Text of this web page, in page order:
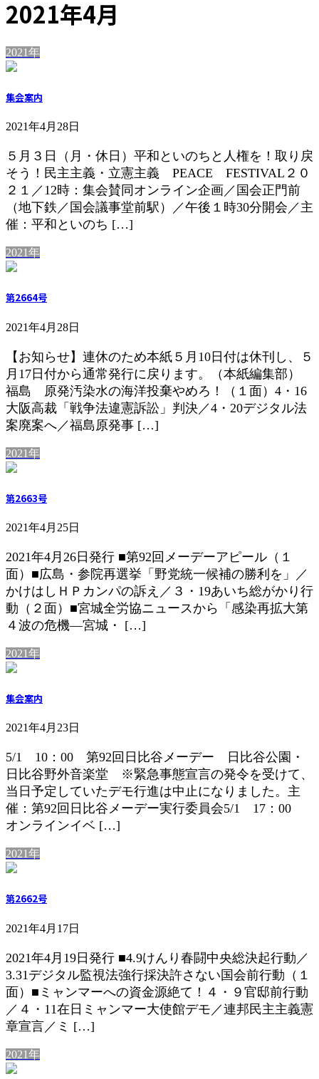
2021年4月
2021年
集会案内
2021年4月28日
５月３日（月・休日）平和といのちと人権を！取り戻
そう！民主主義・立憲主義 PEACE FESTIVAL２０
２１／12時：集会賛同オンライン企画／国会正門前
（地下鉄／国会議事堂前駅）／午後１時30分開会／主
催：平和といのち […]
2021年
第2664号
2021年4月28日
【お知らせ】連休のため本紙５月10日付は休刊し、５
月17日付から通常発行に戻ります。（本紙編集部）
福島 原発汚染水の海洋投棄やめろ！（１面）4・16
大阪高裁「戦争法違憲訴訟」判決／4・20デジタル法
案廃案へ／福島原発事 […]
2021年
第2663号
2021年4月25日
2021年4月26日発行 ■第92回メーデーアピール（１
面）■広島・参院再選挙「野党統一候補の勝利を」／
かけはしＨＰカンパの訴え／３・19あいち総がかり行
動（２面）■宮城全労協ニュースから「感染再拡大第
４波の危機―宮城・ […]
2021年
集会案内
2021年4月23日
5/1 10：00 第92回日比谷メーデー 日比谷公園・
日比谷野外音楽堂 ※緊急事態宣言の発令を受けて、
当日予定していたデモ行進は中止になりました。主
催：第92回日比谷メーデー実行委員会5/1 17：00
オンラインイベ […]
2021年
第2662号
2021年4月17日
2021年4月19日発行 ■4.9けんり春闘中央総決起行動／
3.31デジタル監視法強行採決許さない国会前行動（１
面）■ミャンマーへの資金源絶て！４・９官邸前行動
／４・11在日ミャンマー大使館デモ／連邦民主主義憲
章宣言／ミ […]
2021年